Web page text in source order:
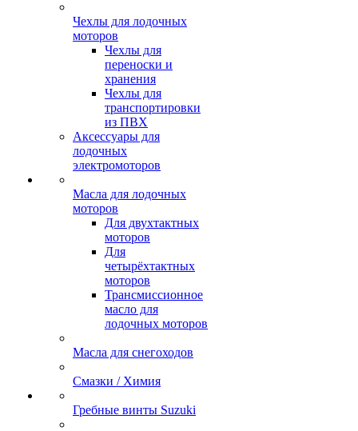
Чехлы для лодочных
моторов
Чехлы для
переноски и
хранения
Чехлы для
транспортировки
из ПВХ
Аксессуары для
лодочных
электромоторов
Масла для лодочных
моторов
Для двухтактных
моторов
Для
четырёхтактных
моторов
Трансмиссионное
масло для
лодочных моторов
Масла для снегоходов
Смазки / Химия
Гребные винты Suzuki